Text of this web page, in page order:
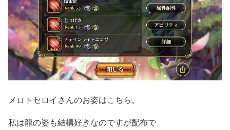
メロトセロイさんのお姿はこちら。
私は龍の姿も結構好きなのですが配布で